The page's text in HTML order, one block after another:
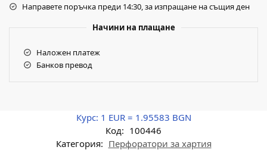
Направете поръчка преди 14:30, за изпращане на същия ден
Начини на плащане
Наложен платеж
Банков превод
Курс: 1 EUR = 1.95583 BGN
Код: 100446
Категория: Перфоратори за хартия